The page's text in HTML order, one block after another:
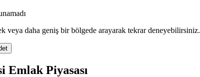
veya daha geniş bir bölgede arayarak tekrar deneyebilirsiniz.
Emlak Piyasası